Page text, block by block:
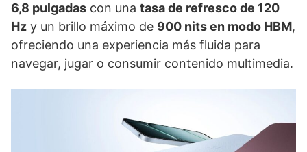
6,8 pulgadas con una tasa de refresco de 120
Hz y un brillo máximo de 900 nits en modo HBM,
ofreciendo una experiencia más fluida para
navegar, jugar o consumir contenido multimedia.